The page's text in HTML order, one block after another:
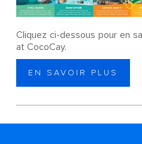
Cliquez ci-dessous pour en
at CocoCay.
EN SAVOIR PLUS